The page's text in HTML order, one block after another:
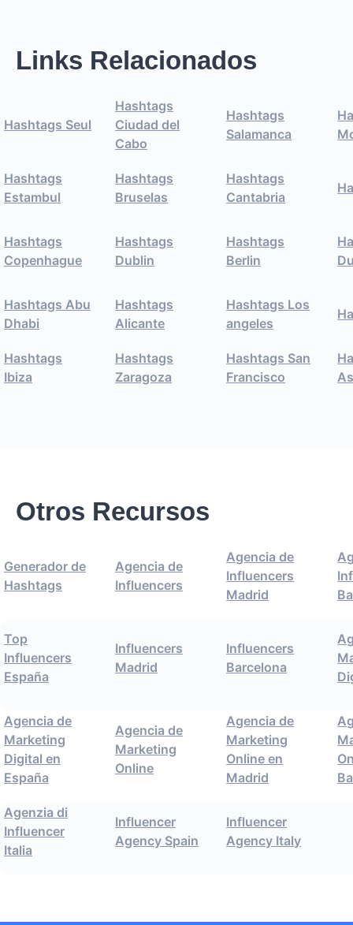
Links Relacionados
Hashtags Seul
Hashtags
Ciudad del
Cabo
Hashtags
Salamanca
Hashtags
Estambul
Hashtags
Bruselas
Hashtags
Cantabria
Hashtags
Copenhague
Hashtags
Dublin
Hashtags
Berlin
Hashtags Abu
Dhabi
Hashtags
Alicante
Hashtags Los
angeles
Hashtags
Ibiza
Hashtags
Zaragoza
Hashtags San
Francisco
Otros Recursos
Generador de
Hashtags
Agencia de
Influencers
Agencia de
Influencers
Madrid
Top
Influencers
España
Influencers
Madrid
Influencers
Barcelona
Agencia de
Marketing
Digital en
España
Agencia de
Marketing
Online
Agencia de
Marketing
Online en
Madrid
Agenzia di
Influencer
Italia
Influencer
Agency Spain
Influencer
Agency Italy